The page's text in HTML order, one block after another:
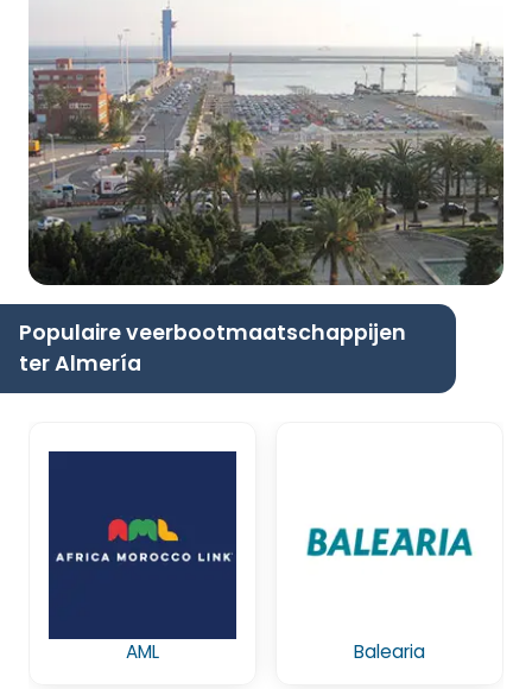
Populaire veerbootmaatschappijen
ter Almería
AML Balearia